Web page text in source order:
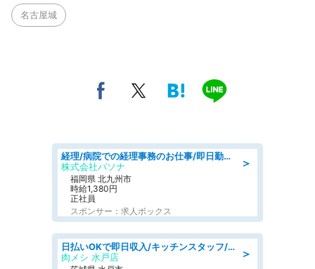
名古屋城
＞
経理/病院での経理事務のお仕事/即日勤務可/車通勤可/経理/一般事務
株式会社パソナ
福岡県 北九州市
時給1,380円
正社員
スポンサー：求人ボックス
＞
日払いOKで即日収入/キッチンスタッフ/「原付免許必須」デリバリー業務など、自己成長可能な幅広い仕事に挑戦!髪型自由&ピアス・ネイルOK/茨城県/水戸市
肉メシ 水戸店